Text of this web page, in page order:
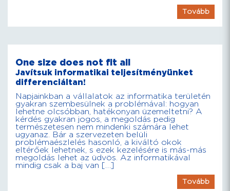
Tovább
One size does not fit all
Javítsuk informatikai teljesítményünket
differenciáltan!
Napjainkban a vállalatok az informatika területén
gyakran szembesülnek a problémával: hogyan
lehetne olcsóbban, hatékonyan üzemeltetni? A
kérdés gyakran jogos, a megoldás pedig
természetesen nem mindenki számára lehet
ugyanaz. Bár a szervezeten belüli
problémaészlelés hasonló, a kiváltó okok
eltérőek lehetnek, s ezek kezelésére is más-más
megoldás lehet az üdvös. Az informatikával
mindig csak a baj van […]
Tovább